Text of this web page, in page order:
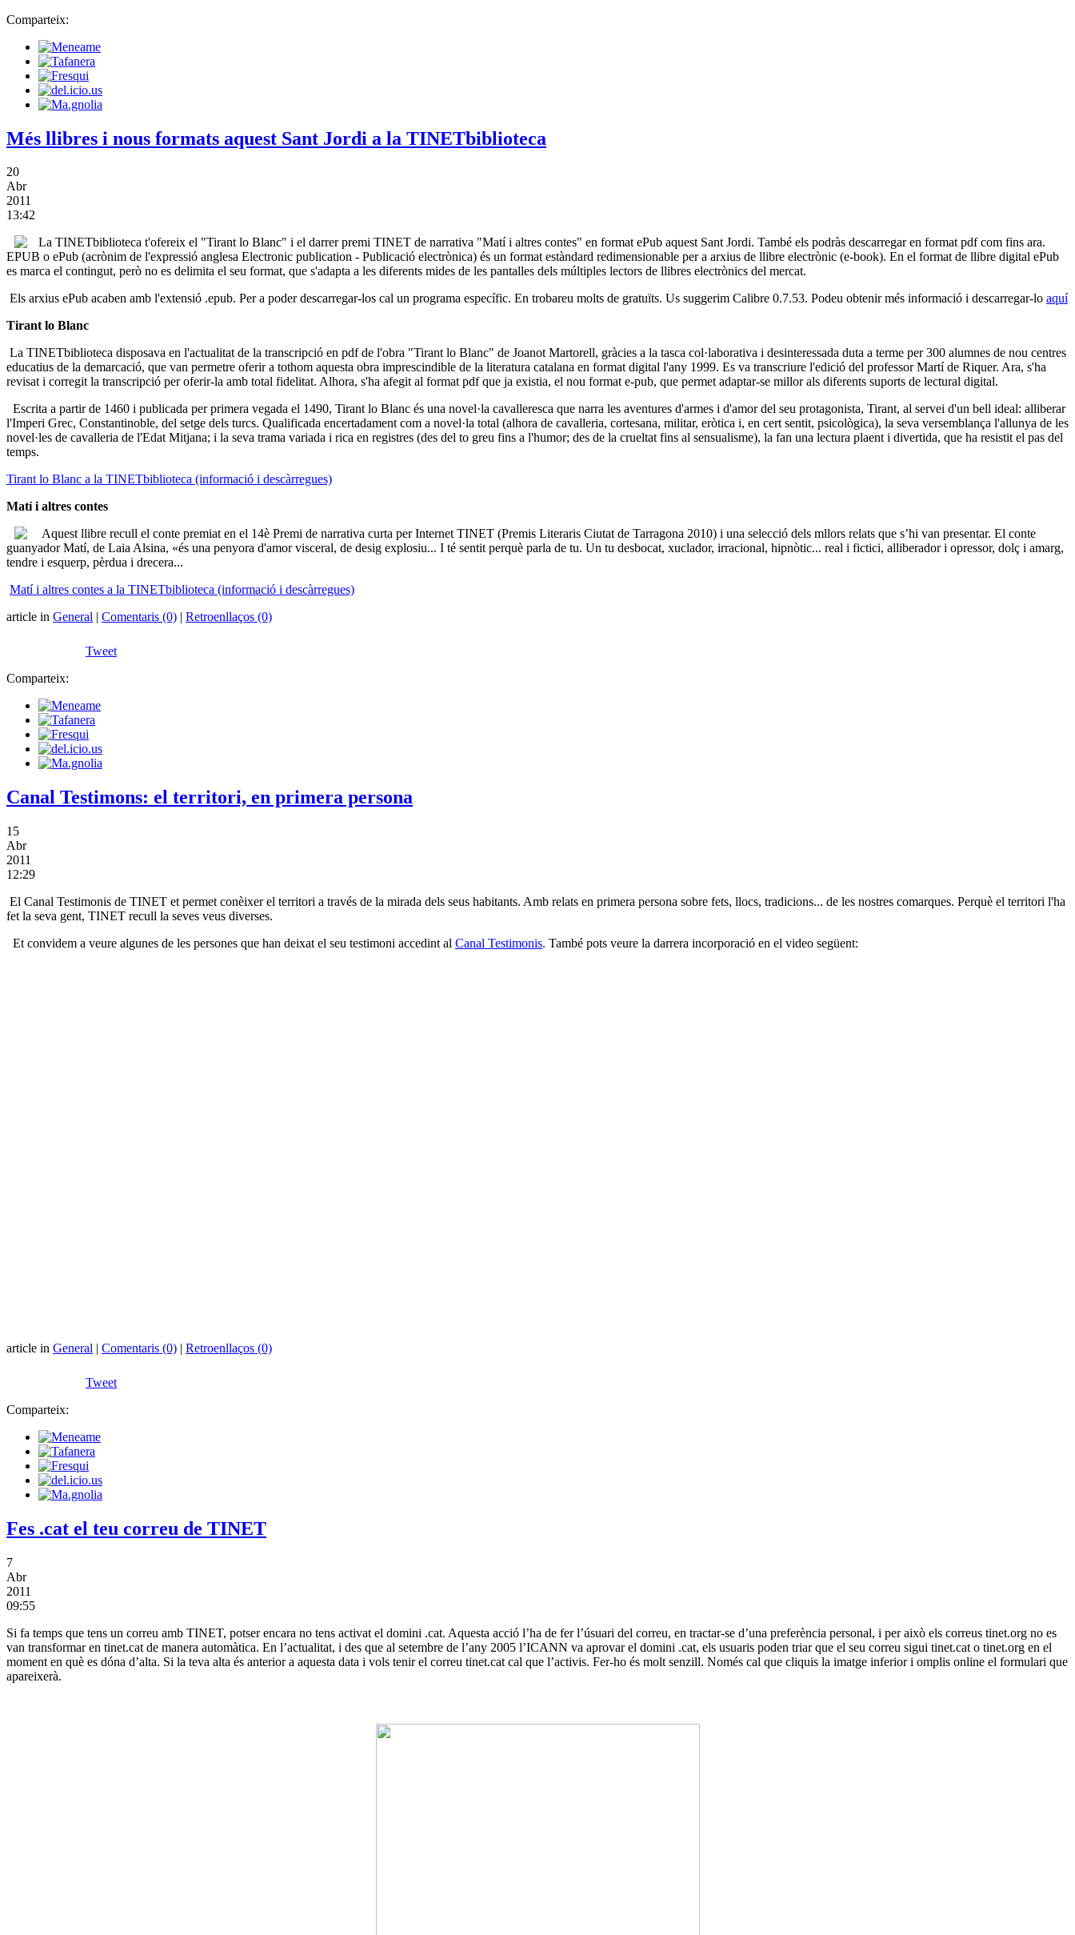
Comparteix:
Més llibres i nous formats aquest Sant Jordi a la TINETbiblioteca
20
Abr
2011
13:42
La TINETbiblioteca t'ofereix el "Tirant lo Blanc" i el darrer premi TINET de narrativa "Matí i altres contes" en format ePub aquest Sant Jordi. També els podràs descarregar en format pdf com fins ara.
EPUB o ePub (acrònim de l'expressió anglesa Electronic publication - Publicació electrònica) és un format estàndard redimensionable per a arxius de llibre electrònic (e-book). En el format de llibre digital ePub
es marca el contingut, però no es delimita el seu format, que s'adapta a les diferents mides de les pantalles dels múltiples lectors de llibres electrònics del mercat.
Els arxius ePub acaben amb l'extensió .epub. Per a poder descarregar-los cal un programa específic. En trobareu molts de gratuïts. Us suggerim Calibre 0.7.53. Podeu obtenir més informació i descarregar-lo aquí
Tirant lo Blanc
La TINETbiblioteca disposava en l'actualitat de la transcripció en pdf de l'obra "Tirant lo Blanc" de Joanot Martorell, gràcies a la tasca col·laborativa i desinteressada duta a terme per 300 alumnes de nou centres
educatius de la demarcació, que van permetre oferir a tothom aquesta obra imprescindible de la literatura catalana en format digital l'any 1999. Es va transcriure l'edició del professor Martí de Riquer. Ara, s'ha
revisat i corregit la transcripció per oferir-la amb total fidelitat. Alhora, s'ha afegit al format pdf que ja existia, el nou format e-pub, que permet adaptar-se millor als diferents suports de lectural digital.
Escrita a partir de 1460 i publicada per primera vegada el 1490, Tirant lo Blanc és una novel·la cavalleresca que narra les aventures d'armes i d'amor del seu protagonista, Tirant, al servei d'un bell ideal: alliberar
l'Imperi Grec, Constantinoble, del setge dels turcs. Qualificada encertadament com a novel·la total (alhora de cavalleria, cortesana, militar, eròtica i, en cert sentit, psicològica), la seva versemblança l'allunya de les
novel·les de cavalleria de l'Edat Mitjana; i la seva trama variada i rica en registres (des del to greu fins a l'humor; des de la crueltat fins al sensualisme), la fan una lectura plaent i divertida, que ha resistit el pas del
temps.
Tirant lo Blanc a la TINETbiblioteca (informació i descàrregues)
Matí i altres contes
Aquest llibre recull el conte premiat en el 14è Premi de narrativa curta per Internet TINET (Premis Literaris Ciutat de Tarragona 2010) i una selecció dels mllors relats que s’hi van presentar. El conte
guanyador Matí, de Laia Alsina, «és una penyora d'amor visceral, de desig explosiu... I té sentit perquè parla de tu. Un tu desbocat, xuclador, irracional, hipnòtic... real i fictici, alliberador i opressor, dolç i amarg,
tendre i esquerp, pèrdua i drecera...
Matí i altres contes a la TINETbiblioteca (informació i descàrregues)
article in General | Comentaris (0) | Retroenllaços (0)
Tweet
Comparteix:
Canal Testimons: el territori, en primera persona
15
Abr
2011
12:29
El Canal Testimonis de TINET et permet conèixer el territori a través de la mirada dels seus habitants. Amb relats en primera persona sobre fets, llocs, tradicions... de les nostres comarques. Perquè el territori l'ha
fet la seva gent, TINET recull la seves veus diverses.
Et convidem a veure algunes de les persones que han deixat el seu testimoni accedint al Canal Testimonis. També pots veure la darrera incorporació en el video següent:
article in General | Comentaris (0) | Retroenllaços (0)
Tweet
Comparteix:
Fes .cat el teu correu de TINET
7
Abr
2011
09:55
Si fa temps que tens un correu amb TINET, potser encara no tens activat el domini .cat. Aquesta acció l’ha de fer l’úsuari del correu, en tractar-se d’una preferència personal, i per això els correus tinet.org no es
van transformar en tinet.cat de manera automàtica. En l’actualitat, i des que al setembre de l’any 2005 l’ICANN va aprovar el domini .cat, els usuaris poden triar que el seu correu sigui tinet.cat o tinet.org en el
moment en què es dóna d’alta. Si la teva alta és anterior a aquesta data i vols tenir el correu tinet.cat cal que l’activis. Fer-ho és molt senzill. Només cal que cliquis la imatge inferior i omplis online el formulari que
apareixerà.